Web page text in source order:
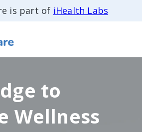
is part of iHealth Labs
to
Wellness